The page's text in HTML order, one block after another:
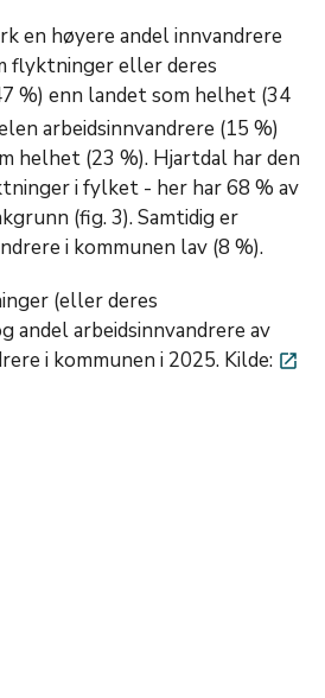
en høyere andel innvandrere
flyktninger eller deres
%) enn landet som helhet (34
arbeidsinnvandrere (15 %)
helhet (23 %). Hjartdal har den
i fylket - her har 68 % av
(fig. 3). Samtidig er
i kommunen lav (8 %).
(eller deres
andel arbeidsinnvandrere av
i kommunen i 2025. Kilde: launch